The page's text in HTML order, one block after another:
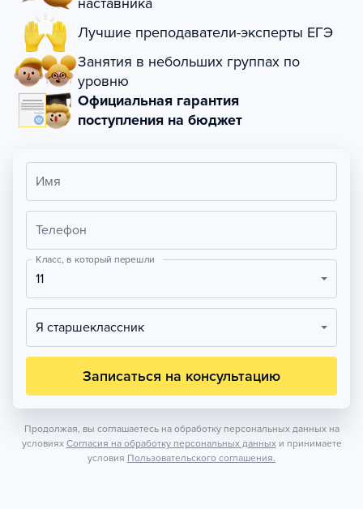
Лучшие преподаватели-эксперты ЕГЭ
Занятия в небольших группах по
уровню
Официальная гарантия
поступления на бюджет
Имя
Телефон
Класс, в который перешли
11
Я старшеклассник
Записаться на консультацию
Продолжая, вы соглашаетесь на обработку персональных данных на
условиях Согласия на обработку персональных данных и принимаете
условия Пользовательского соглашения.